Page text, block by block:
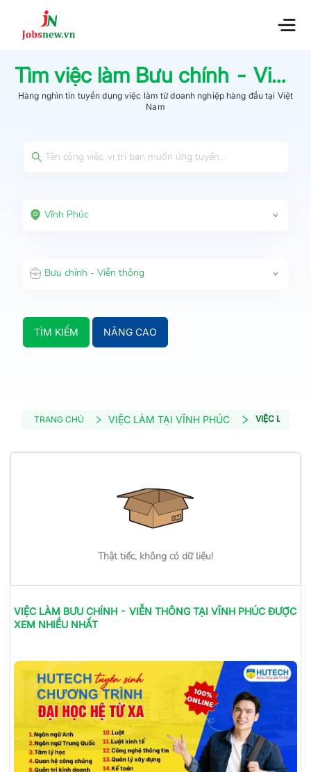
Tìm việc làm Bưu chính - Viễn thông
Hàng nghìn tin tuyển dụng việc làm từdoanh nghiệp hàng đầu tại Việt
Nam
Vĩnh Phúc
Bưu chính - Viễn thông
TÌM KIẾM NÂNG CAO
TRANG CHỦ VIỆC LÀM TẠI VĨNH PHÚC VIỆC LÀM
Thật tiếc, không có dữ liệu!
VIỆC LÀM BƯU CHÍNH - VIỄN THÔNGTẠI VĨNH PHÚC ĐƯỢC
XEM NHIỀU NHẤT